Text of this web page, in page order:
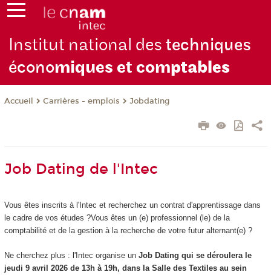
Institut national destechniques
économiques et comptables
Accueil Carrières - emplois Jobdating
Job Dating de l'Intec
Vous êtes inscrits à l'Intec et recherchez un contrat d'apprentissage dans
le cadre de vos études ?Vous êtes un (e) professionnel (le) de la
comptabilité et de la gestion à la recherche de votre futur alternant(e) ?
Ne cherchez plus : l'Intec organise unJob Dating qui se déroulera le
jeudi 9 avril 2026 de 13h à 19h, dans la Salle des Textiles au sein